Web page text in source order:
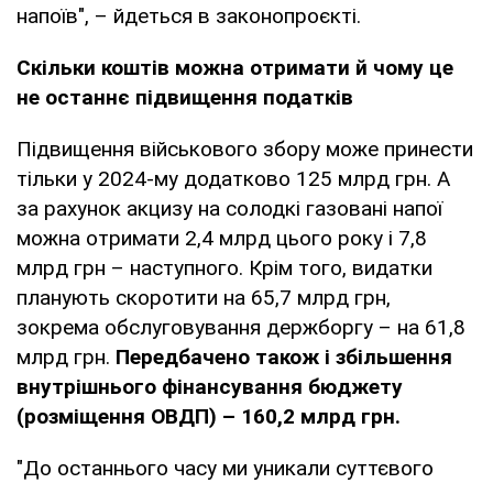
напоїв", – йдеться в законопроєкті.
Скільки коштів можна отримати й чому це
не останнє підвищення податків
Підвищення військового збору може принести
тільки у 2024-му додатково 125 млрд грн. А
за рахунок акцизу на солодкі газовані напої
можна отримати 2,4 млрд цього року і 7,8
млрд грн – наступного. Крім того, видатки
планують скоротити на 65,7 млрд грн,
зокрема обслуговування держборгу – на 61,8
млрд грн. Передбачено також і збільшення
внутрішнього фінансування бюджету
(розміщення ОВДП) – 160,2 млрд грн.
"До останнього часу ми уникали суттєвого